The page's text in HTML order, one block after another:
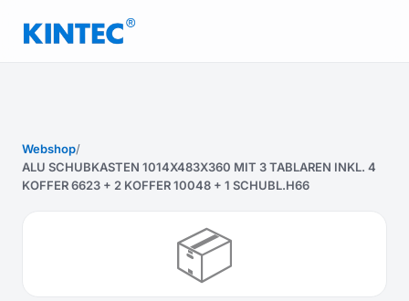
Webshop/
ALU SCHUBKASTEN 1014X483X360 MIT 3 TABLAREN INKL. 4
KOFFER 6623 + 2 KOFFER 10048 + 1 SCHUBL.H66
📦